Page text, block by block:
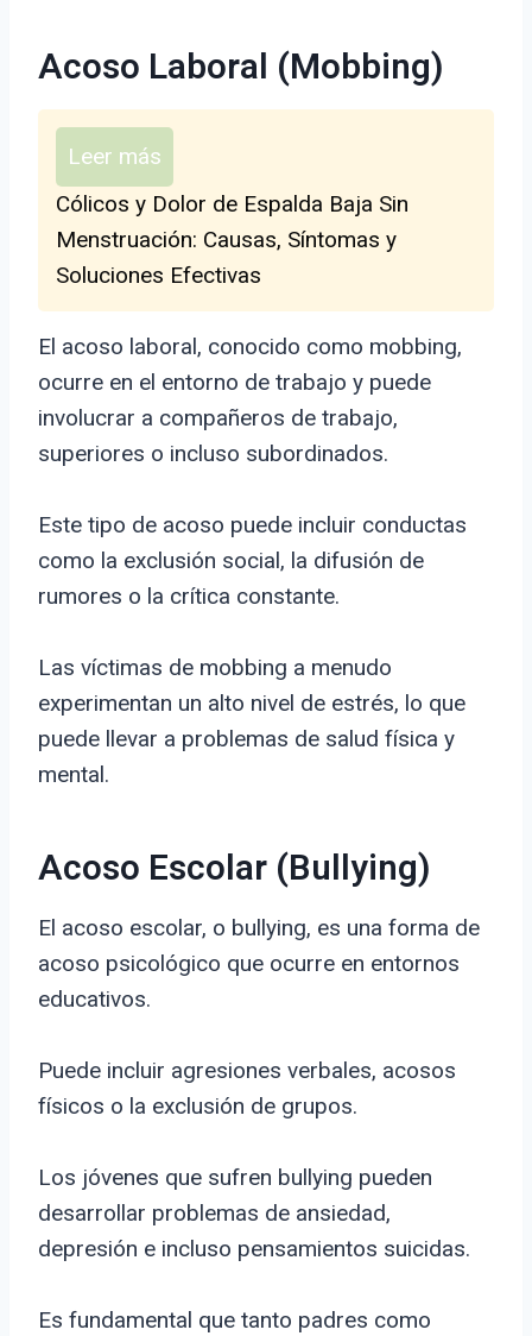
Acoso Laboral (Mobbing)
Leer más
Cólicos y Dolor de Espalda Baja Sin
Menstruación: Causas, Síntomas y
Soluciones Efectivas
El acoso laboral, conocido como mobbing,
ocurre en el entorno de trabajo y puede
involucrar a compañeros de trabajo,
superiores o incluso subordinados.
Este tipo de acoso puede incluir conductas
como la exclusión social, la difusión de
rumores o la crítica constante.
Las víctimas de mobbing a menudo
experimentan un alto nivel de estrés, lo que
puede llevar a problemas de salud física y
mental.
Acoso Escolar (Bullying)
El acoso escolar, o bullying, es una forma de
acoso psicológico que ocurre en entornos
educativos.
Puede incluir agresiones verbales, acosos
físicos o la exclusión de grupos.
Los jóvenes que sufren bullying pueden
desarrollar problemas de ansiedad,
depresión e incluso pensamientos suicidas.
Es fundamental que tanto padres como